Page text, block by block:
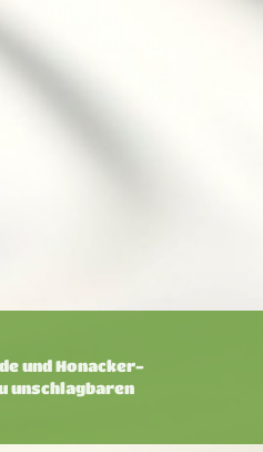
und Honacker-
unschlagbaren